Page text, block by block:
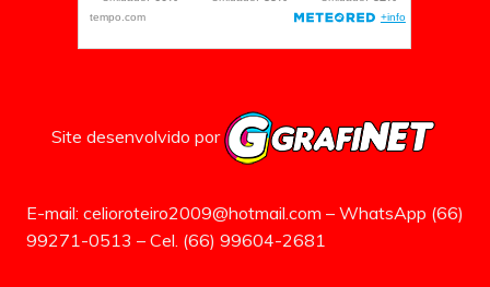
Site desenvolvido por
E-mail: celioroteiro2009@hotmail.com – WhatsApp (66)
99271-0513 – Cel. (66) 99604-2681